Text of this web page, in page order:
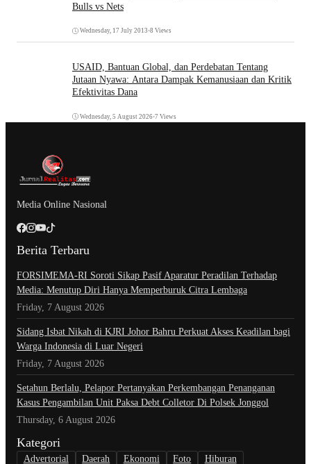
Bulls vs Nets
Wednesday, 17 July 2013 •8 Views
USAID, Bantuan Global, dan Perdebatan Tentang
Jutaan Nyawa: Antara Dampak Kemanusiaan dan Kritik
Efektivitas Dana
Wednesday, 5 August 2026•7 Views
Media Online Nasional
Berita Terbaru
​FORSIMEMA-RI Soroti Sikap Pasif Aparatur Peradilan Terhadap
Media: Menutup Diri Hanya Memperburuk Citra Lembaga
Friday, 7 August 2026
Sidang Isbat Nikah di KJRI Johor Bahru Perkuat Akses Keadilan bagi
Warga Indonesia di Luar Negeri
Friday, 7 August 2026
Setahun Berlalu, Pelapor Pertanyakan Perkembangan Penanganan
Kasus Pengambilan Unit Paksa Debt Colletor Di Polsek Jonggol
Thursday, 6 August 2026
Kategori
Advertorial Daerah Ekonomi Foto Hiburan